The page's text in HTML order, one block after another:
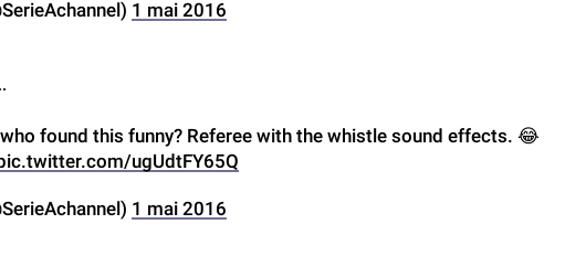
1 mai 2016
found this funny? Referee with the whistle sound effects. 😂
ugUdtFY65Q
1 mai 2016